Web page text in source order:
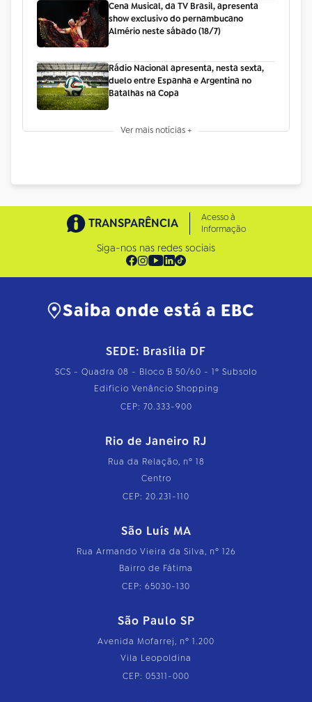
Cena Musical, da TV Brasil, apresenta
show exclusivo do pernambucano
Almério neste sábado (18/7)
Rádio Nacional apresenta, nesta sexta,
duelo entre Espanha e Argentina no
Batalhas na Copa
Ver mais notícias +
TRANSPARÊNCIA
Acesso à
Informação
Siga-nos nas redes sociais
Saiba onde está a EBC
SEDE: Brasília DF
SCS - Quadra 08 - Bloco B 50/60 - 1º Subsolo
Edifício Venâncio Shopping
CEP: 70.333-900
Rio de Janeiro RJ
Rua da Relação, nº 18
Centro
CEP: 20.231-110
São Luís MA
Rua Armando Vieira da Silva, nº 126
Bairro de Fátima
CEP: 65030-130
São Paulo SP
Avenida Mofarrej, nº 1.200
Vila Leopoldina
CEP: 05311-000